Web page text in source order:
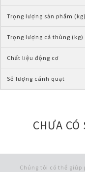
Trọng lượng sản phẩm (kg)
Trọng lượng cả thùng (kg)
Chất liệu động cơ
Số lượng cánh quạt
CHƯA
Chúng tôi có thể giúp